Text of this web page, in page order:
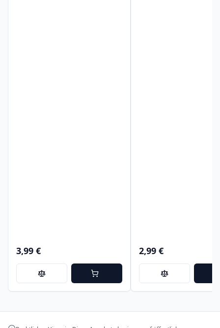
3,99 € 2,99 €